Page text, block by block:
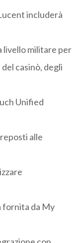
includerà
livello militare per
casinò, degli
Unified
alle
fornita da My